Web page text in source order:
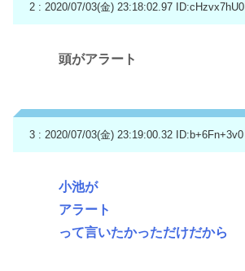
2 : 2020/07/03(金) 23:18:02.97 ID:cHzvx7hU0
頭がアラート
3 : 2020/07/03(金) 23:19:00.32 ID:b+6Fn+3v0
小池が
アラート
って言いたかっただけだから